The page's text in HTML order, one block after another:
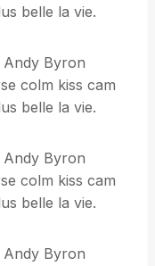
belle la vie.
Andy Byron
colm kiss cam
belle la vie.
Andy Byron
colm kiss cam
belle la vie.
Andy Byron